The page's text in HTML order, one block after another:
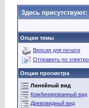
Здесь присутствуют:
Опции темы
Версия для печати
Отправить по
Опции просмотра
Линейный вид
Комбинированный вид
Древовидный вид